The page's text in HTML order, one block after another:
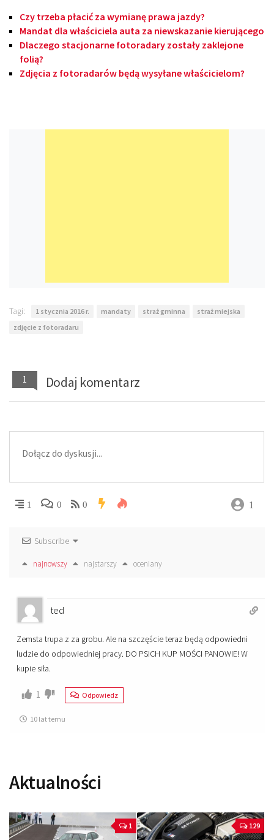
Czy trzeba płacić za wymianę prawa jazdy?
Mandat dla właściciela auta za niewskazanie kierującego
Dlaczego stacjonarne fotoradary zostały zaklejone
folią?
Zdjęcia z fotoradarów będą wysyłane właścicielom?
Tagi: 1 stycznia 2016 r. mandaty straż gminna
straż miejska
zdjęcie z fotoradaru
1 Dodaj komentarz
1 0 0 1
Subscribe
najnowszy najstarszy oceniany
ted
Zemsta trupa z za grobu. Ale na szczęście teraz będą odpowiedni
ludzie do odpowiedniej pracy. DO PSICH KUP MOŚCI PANOWIE! W
kupie siła.
1 Odpowiedz
10 lat temu
Aktualności
1 129